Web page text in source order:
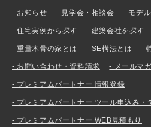
お知らせ 見学会・相談会 モデ
住宅実例から探す 建築会社を探す
重量木骨の家とは SE構法とは
お問い合わせ・資料請求 メールマ
プレミアムパートナー 情報登録
プレミアムパートナー ツール申込み・
プレミアムパートナー WEB見積もり